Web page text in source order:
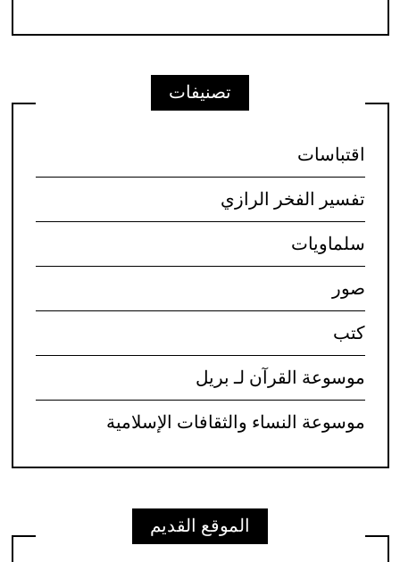
تصنيفات
اقتباسات
تفسير الفخر الرازي
سلماويات
صور
كتب
موسوعة القرآن لـ بريل
موسوعة النساء والثقافات الإسلامية
الموقع القديم